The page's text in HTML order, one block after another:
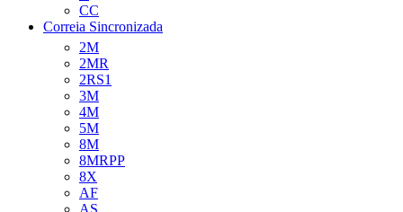
CC
Correia Sincronizada
2M
2MR
2RS1
3M
4M
5M
8M
8MRPP
8X
AF
AS